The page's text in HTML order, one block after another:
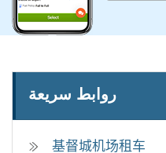
روابط سريعة
基督城机场租车